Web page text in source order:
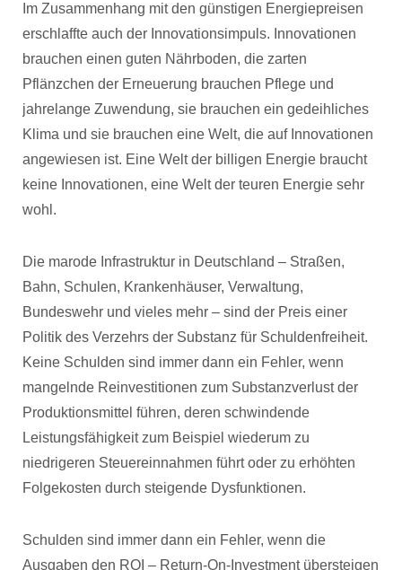
Im Zusammenhang mit den günstigen Energiepreisen
erschlaffte auch der Innovationsimpuls. Innovationen
brauchen einen guten Nährboden, die zarten
Pflänzchen der Erneuerung brauchen Pflege und
jahrelange Zuwendung, sie brauchen ein gedeihliches
Klima und sie brauchen eine Welt, die auf Innovationen
angewiesen ist. Eine Welt der billigen Energie braucht
keine Innovationen, eine Welt der teuren Energie sehr
wohl.
Die marode Infrastruktur in Deutschland – Straßen,
Bahn, Schulen, Krankenhäuser, Verwaltung,
Bundeswehr und vieles mehr – sind der Preis einer
Politik des Verzehrs der Substanz für Schuldenfreiheit.
Keine Schulden sind immer dann ein Fehler, wenn
mangelnde Reinvestitionen zum Substanzverlust der
Produktionsmittel führen, deren schwindende
Leistungsfähigkeit zum Beispiel wiederum zu
niedrigeren Steuereinnahmen führt oder zu erhöhten
Folgekosten durch steigende Dysfunktionen.
Schulden sind immer dann ein Fehler, wenn die
Ausgaben den ROI – Return-On-Investment übersteigen